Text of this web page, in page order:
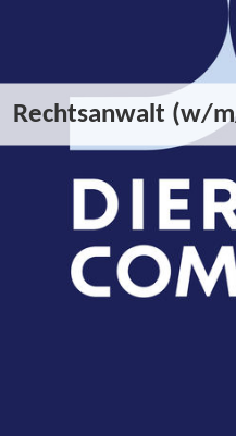
Rechtsanwalt (w/